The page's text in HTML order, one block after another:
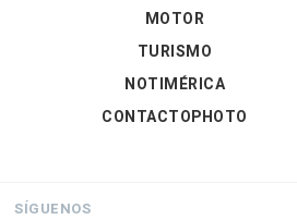
MOTOR
TURISMO
NOTIMÉRICA
CONTACTOPHOTO
SÍGUENOS